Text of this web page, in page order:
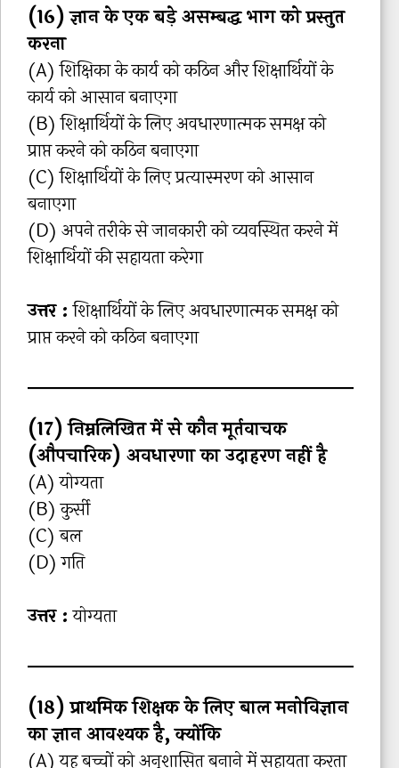
(16) ज्ञान के एक बड़े असम्बद्ध भाग को प्रस्तुत
करना
(A) शिक्षिका के कार्य को कठिन और शिक्षार्थियों के
कार्य को आसान बनाएगा
(B) शिक्षार्थियों के लिए अवधारणात्मक समक्ष को
प्राप्त करने को कठिन बनाएगा
(C) शिक्षार्थियों के लिए प्रत्यास्मरण को आसान
बनाएगा
(D) अपने तरीके से जानकारी को व्यवस्थित करने में
शिक्षार्थियों की सहायता करेगा
उत्तर :शिक्षार्थियों के लिए अवधारणात्मक समक्ष को
प्राप्त करने को कठिन बनाएगा
(17) निम्नलिखित में से कौन मूर्तवाचक
(औपचारिक) अवधारणा का उदाहरण नहीं है
(A) योग्यता
(B) कुर्सी
(C) बल
(D) गति
उत्तर :योग्यता
(18) प्राथमिक शिक्षक के लिए बाल मनोविज्ञान
का ज्ञान आवश्यक है, क्योंकि
(A) यह बच्चों को अनुशासित बनाने में सहायता करता